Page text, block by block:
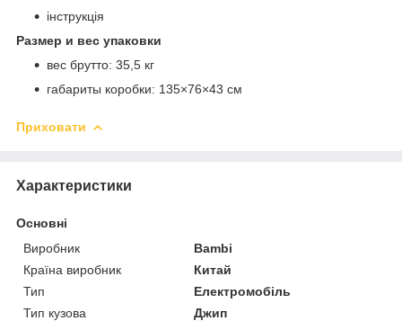
інструкція
Размер и вес упаковки
вес брутто: 35,5 кг
габариты коробки: 135×76×43 см
Приховати
Характеристики
Основні
Виробник
Bambi
Країна виробник
Китай
Тип
Електромобіль
Тип кузова
Джип